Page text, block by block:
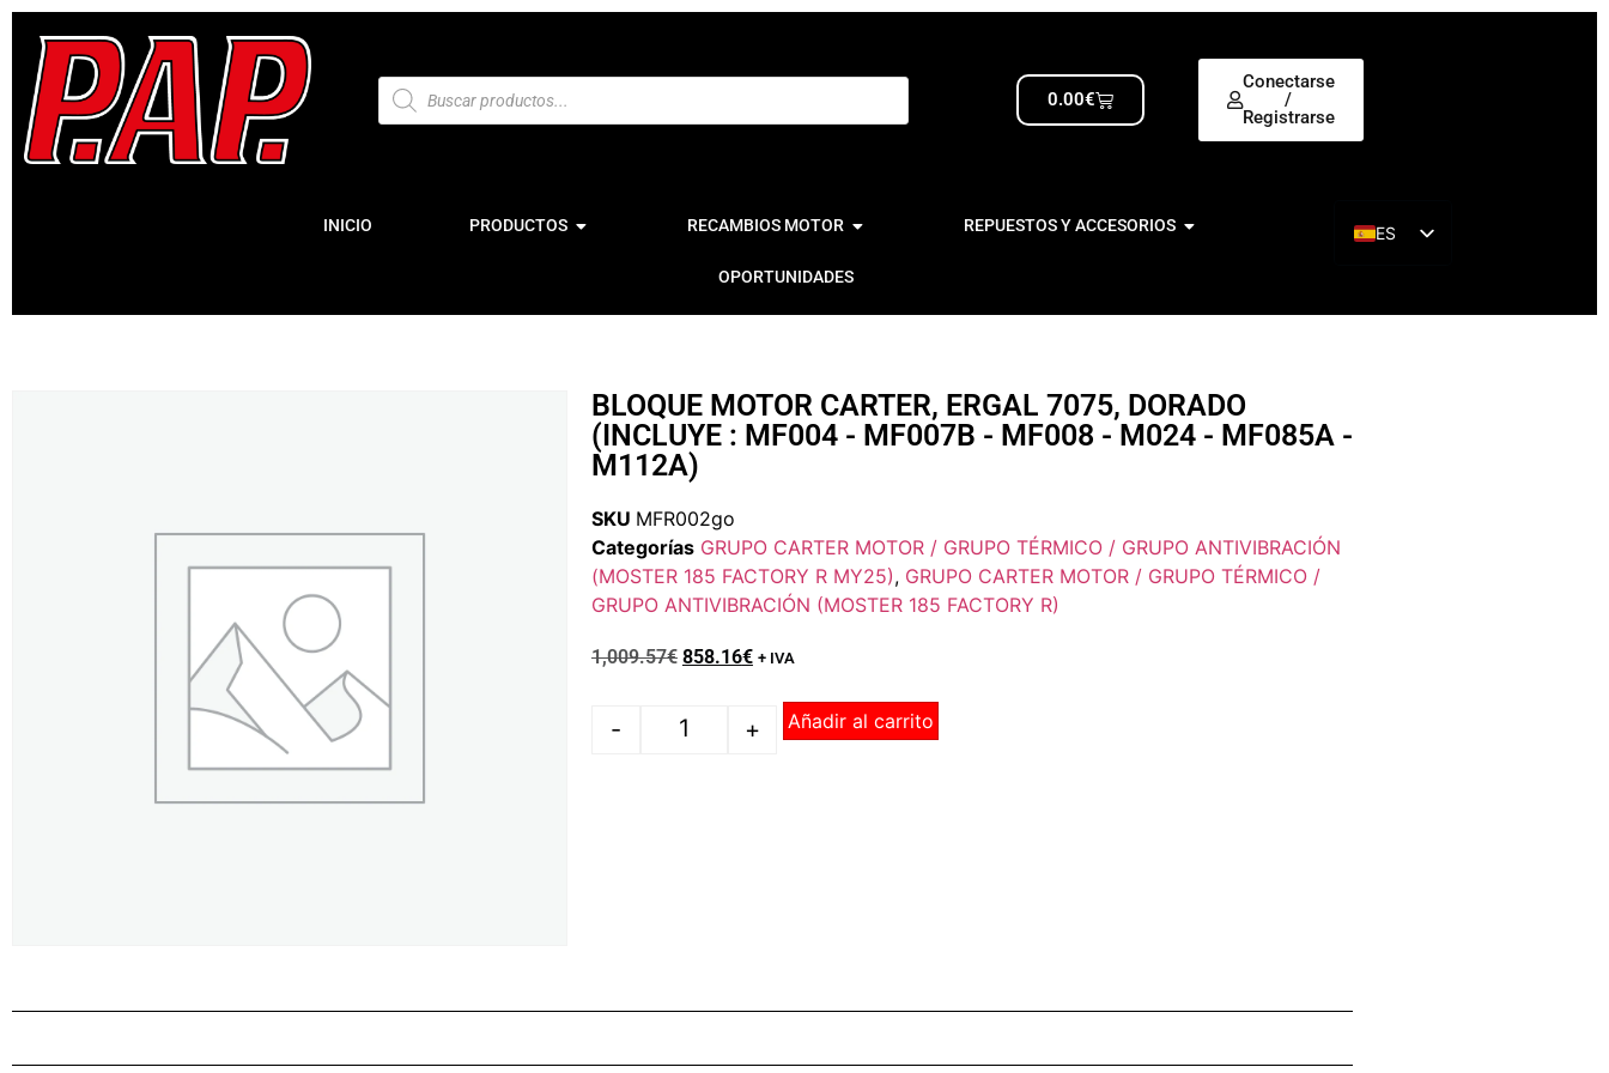
0.00€
Conectarse
/
Registrarse
INICIO PRODUCTOS RECAMBIOS MOTOR REPUESTOS Y ACCESORIOS
OPORTUNIDADES
ES
BLOQUE MOTOR CARTER, ERGAL 7075, DORADO
(INCLUYE : MF004 - MF007B - MF008 - M024 - MF085A -
M112A)
SKU MFR002go
Categorías GRUPO CARTER MOTOR / GRUPO TÉRMICO / GRUPO ANTIVIBRACIÓN
(MOSTER 185 FACTORY R MY25), GRUPO CARTER MOTOR / GRUPO TÉRMICO /
GRUPO ANTIVIBRACIÓN (MOSTER 185 FACTORY R)
1,009.57€ 858.16€ + IVA
- + Añadir al carrito